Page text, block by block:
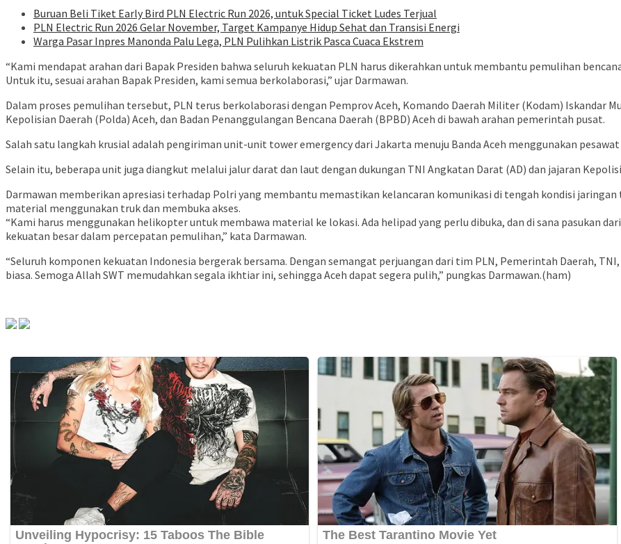
Buruan Beli Tiket Early Bird PLN Electric Run 2026, untuk Special Ticket Ludes Terjual
PLN Electric Run 2026 Gelar November, Target Kampanye Hidup Sehat dan Transisi Energi
Warga Pasar Inpres Manonda Palu Lega, PLN Pulihkan Listrik Pasca Cuaca Ekstrem
“Kami mendapat arahan dari Bapak Presiden bahwa seluruh kekuatan PLN harus dikerahkan untuk membantu pemulihan
Untuk itu, sesuai arahan Bapak Presiden, kami semua berkolaborasi,” ujar Darmawan.
Dalam proses pemulihan tersebut, PLN terus berkolaborasi dengan Pemprov Aceh, Komando Daerah Militer (Kodam) Iskandar
Kepolisian Daerah (Polda) Aceh, dan Badan Penanggulangan Bencana Daerah (BPBD) Aceh di bawah arahan pemerintah pusat.
Salah satu langkah krusial adalah pengiriman unit-unit tower emergency dari Jakarta menuju Banda Aceh menggunakan
Selain itu, beberapa unit juga diangkut melalui jalur darat dan laut dengan dukungan TNI Angkatan Darat (AD) dan jajaran
Darmawan memberikan apresiasi terhadap Polri yang membantu memastikan kelancaran komunikasi di tengah kondisi
material menggunakan truk dan membuka akses.
“Kami harus menggunakan helikopter untuk membawa material ke lokasi. Ada helipad yang perlu dibuka, dan di sana pasukan
kekuatan besar dalam percepatan pemulihan,” kata Darmawan.
“Seluruh komponen kekuatan Indonesia bergerak bersama. Dengan semangat perjuangan dari tim PLN, Pemerintah Daerah,
biasa. Semoga Allah SWT memudahkan segala ikhtiar ini, sehingga Aceh dapat segera pulih,” pungkas Darmawan.(ham)